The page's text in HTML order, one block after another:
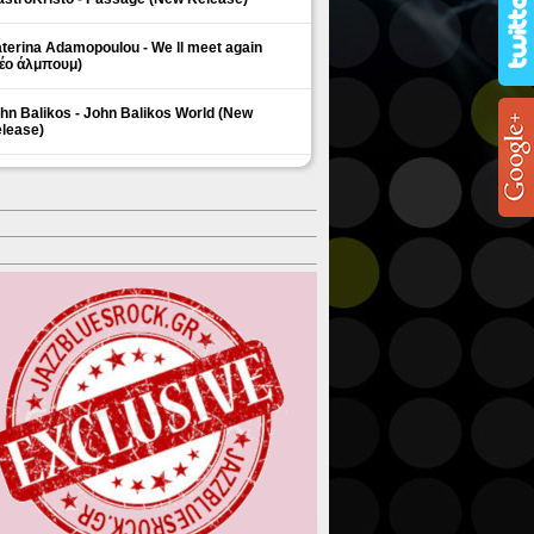
Adamopoulou - We ll meet again
άλμπουμ)
Balikos - John Balikos World (New